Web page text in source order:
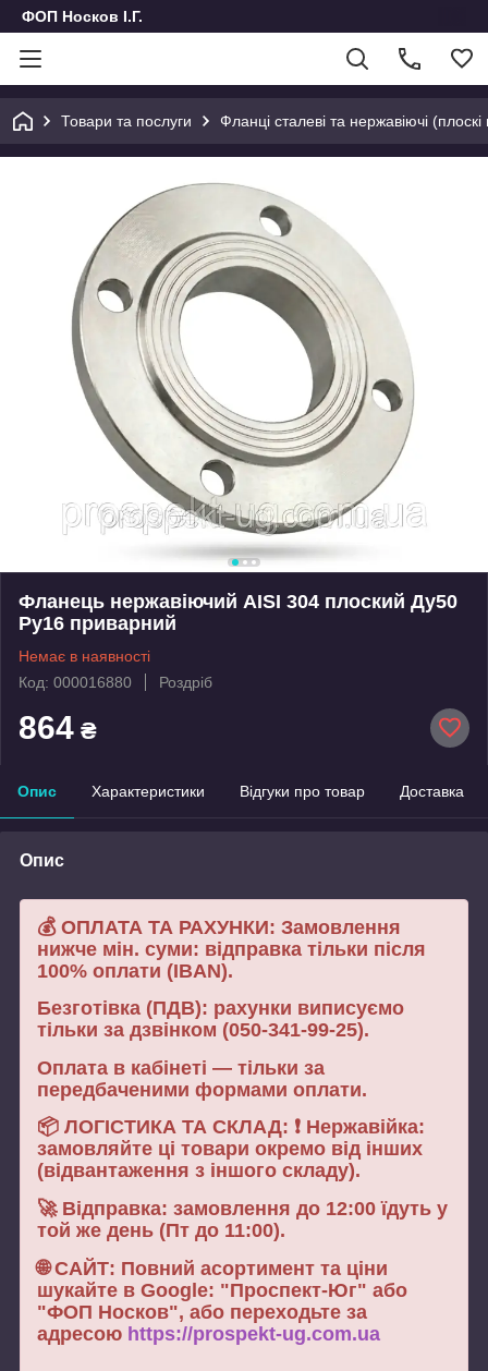
ФОП Носков І.Г.
Товари та послуги Фланці сталеві та нержавіючі
Фланець нержавіючий AISI 304 плоский Ду50
Ру16 приварний
Немає в наявності
Код: 000016880
Роздріб
864 ₴
Опис Характеристики Відгуки про товар Доставка
Опис
💰 ОПЛАТА ТА РАХУНКИ: Замовлення
нижче мін. суми: відправка тільки після
100% оплати (IBAN).
Безготівка (ПДВ): рахунки виписуємо
тільки за дзвінком (050-341-99-25).
Оплата в кабінеті — тільки за
передбаченими формами оплати.
📦 ЛОГІСТИКА ТА СКЛАД: ❗ Нержавійка:
замовляйте ці товари окремо від інших
(відвантаження з іншого складу).
🚀 Відправка: замовлення до 12:00 їдуть у
той же день (Пт до 11:00).
🌐 САЙТ: Повний асортимент та ціни
шукайте в Google: "Проспект-Юг" або
"ФОП Носков", або переходьте за
адресою https://prospekt-ug.com.ua